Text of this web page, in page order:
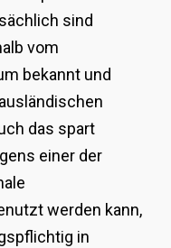
sind
vom
bekannt und
das spart
einer der
werden kann,
in